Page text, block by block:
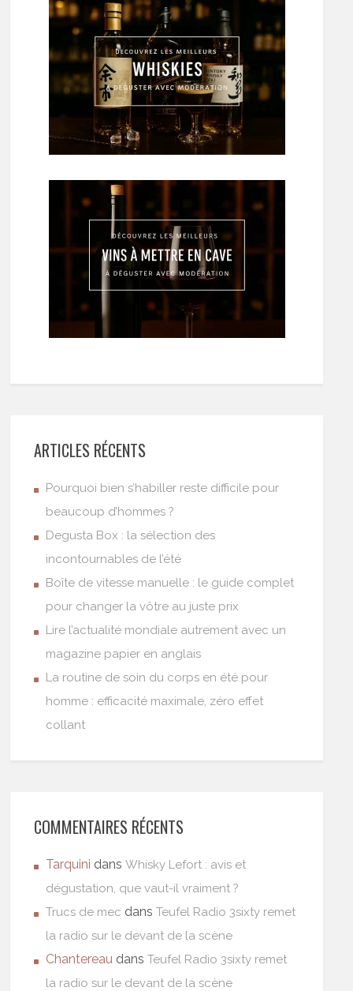
ARTICLES RÉCENTS
Pourquoi bien s’habiller reste difficile pour
beaucoup d’hommes ?
Degusta Box : la sélection des
incontournables de l’été
Boîte de vitesse manuelle : le guide complet
pour changer la vôtre au juste prix
Lire l’actualité mondiale autrement avec un
magazine papier en anglais
La routine de soin du corps en été pour
homme : efficacité maximale, zéro effet
collant
COMMENTAIRES RÉCENTS
Tarquini dansWhisky Lefort : avis et
dégustation, que vaut-il vraiment ?
Trucs de mec dansTeufel Radio 3sixty remet
la radio sur le devant de la scène
Chantereau dansTeufel Radio 3sixty remet
la radio sur le devant de la scène